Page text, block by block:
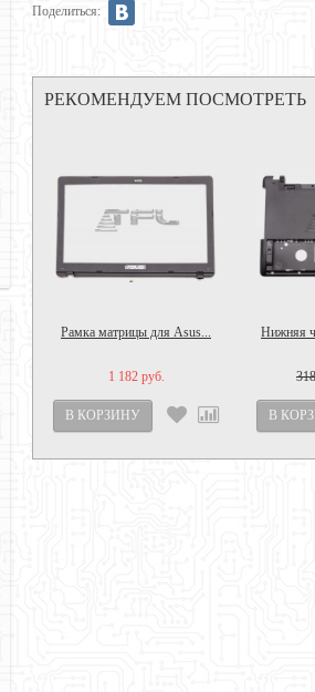
Поделиться:
РЕКОМЕНДУЕМ ПОСМОТРЕТЬ
Рамка матрицы для Asus...
1 182 руб.
Нижняя